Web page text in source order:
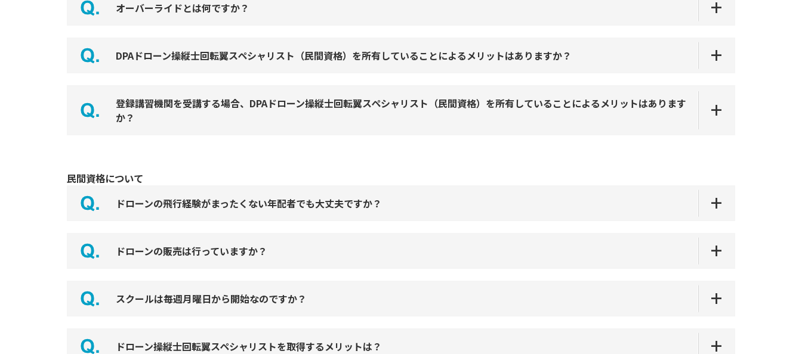
オーバーライドとは何ですか？
DPAドローン操縦士回転翼スペシャリスト（民間資格）を所有していることによるメリットはありますか？
登録講習機関を受講する場合、DPAドローン操縦士回転翼スペシャリスト（民間資格）を所有していることによるメリットはあります
か？
民間資格について
ドローンの飛行経験がまったくない年配者でも大丈夫ですか？
ドローンの販売は行っていますか？
スクールは毎週月曜日から開始なのですか？
ドローン操縦士回転翼スペシャリストを取得するメリットは？